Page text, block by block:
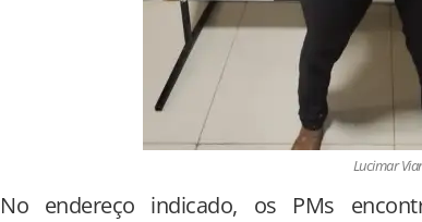
Lucimar
No endereço indicado, os PMs